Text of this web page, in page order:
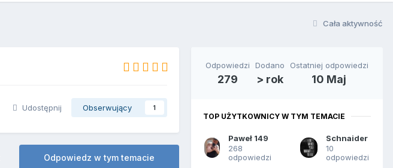
Cała aktywność
Udostępnij Obserwujący 1
Odpowiedz w tym temacie
Odpowiedzi
279
Dodano
> rok
Ostatniej odpowiedzi
10 Maj
TOP UŻYTKOWNICY W TYM TEMACIE
Paweł 149
268
odpowiedzi
Schnaider
10
odpowiedzi